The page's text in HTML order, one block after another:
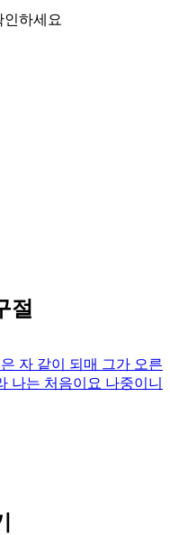
인하세요
절
자 같이 되매 그가 오른
나는 처음이요 나중이니